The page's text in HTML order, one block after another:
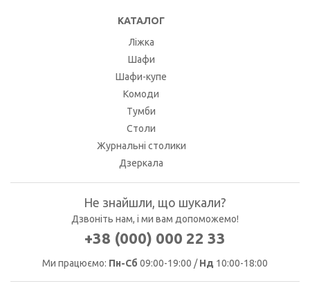
КАТАЛОГ
Ліжка
Шафи
Шафи-купе
Комоди
Тумби
Столи
Журнальні столики
Дзеркала
Не знайшли, що шукали?
Дзвоніть нам, і ми вам допоможемо!
+38 (000) 000 22 33
Ми працюємо: Пн-Сб 09:00-19:00 /Нд 10:00-18:00